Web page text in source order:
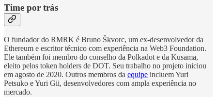
Time por trás
O fundador do RMRK é Bruno Škvorc, um ex-desenvolvedor da
Ethereum e escritor técnico com experiência na Web3 Foundation.
Ele também foi membro do conselho da Polkadot e da Kusama,
eleito pelos token holders de DOT. Seu trabalho no projeto iniciou
em agosto de 2020. Outros membros da equipe incluem Yuri
Petsuko e Yuri Gii, desenvolvedores com ampla experiência no
mercado.